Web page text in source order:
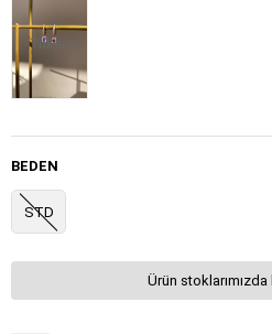
Tükendi
BEDEN
STD
Ürün stoklarımızda